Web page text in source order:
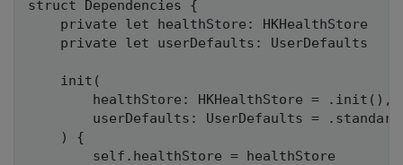
struct Dependencies {
    private let healthStore: HKHealthStore
    private let userDefaults: UserDefaults
    init(
        healthStore: HKHealthStore = .init(),
        userDefaults: UserDefaults = .standard
    ) {
        self.healthStore = healthStore